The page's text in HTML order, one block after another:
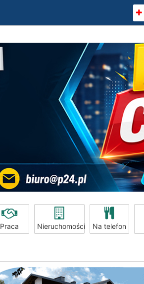
Praca Nieruchomości Na telefon